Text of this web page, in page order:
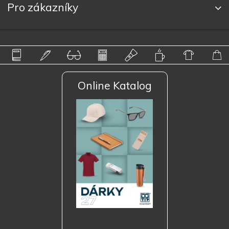
Pro zákazníky
Online Katalog